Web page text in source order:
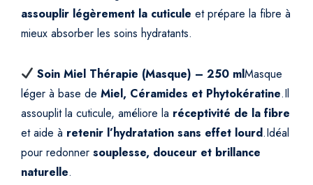
r
i
o
n
É
q
u
assouplir légèrement la cuticule et prépare la fibre à
mieux absorber les soins hydratants.
Soin Miel Thérapie (Masque) – 250 mlMasque
léger à base de Miel, Céramides et Phytokératine.Il
assouplit la cuticule, améliore la réceptivité de la fibre
et aide à retenir l’hydratation sans effet lourd.Idéal
pour redonner souplesse, douceur et brillance
naturelle.